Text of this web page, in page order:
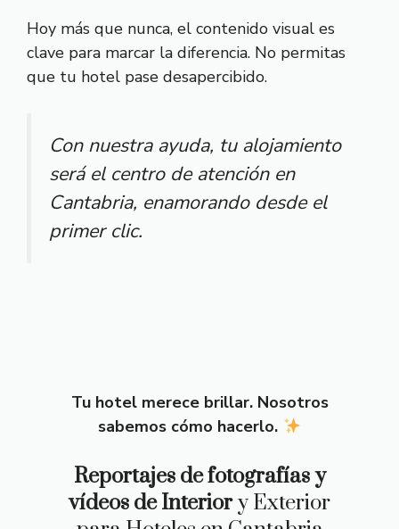
Hoy más que nunca, el contenido visual es
clave para marcar la diferencia. No permitas
que tu hotel pase desapercibido.
Con nuestra ayuda, tu alojamiento
será el centro de atención en
Cantabria, enamorando desde el
primer clic.
Tu hotel merece brillar. Nosotros
sabemos cómo hacerlo.
Reportajes de fotografías y
vídeos de Interiory Exterior